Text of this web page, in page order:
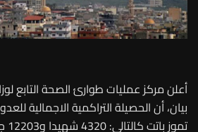
أعلن مركز عمليات طوارئ الصحة التابع
تموز باتت كالتالي: 4320 شهيدا و12203 جريح.